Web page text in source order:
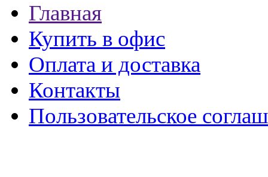
Главная
Купить в офис
Оплата и доставка
Контакты
Пользовательское